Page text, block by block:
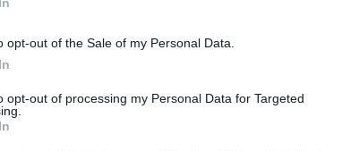
opt-out of the Sale of my Personal Data.
opt-out of processing my Personal Data for Targeted
και τον Πολιτισμό!